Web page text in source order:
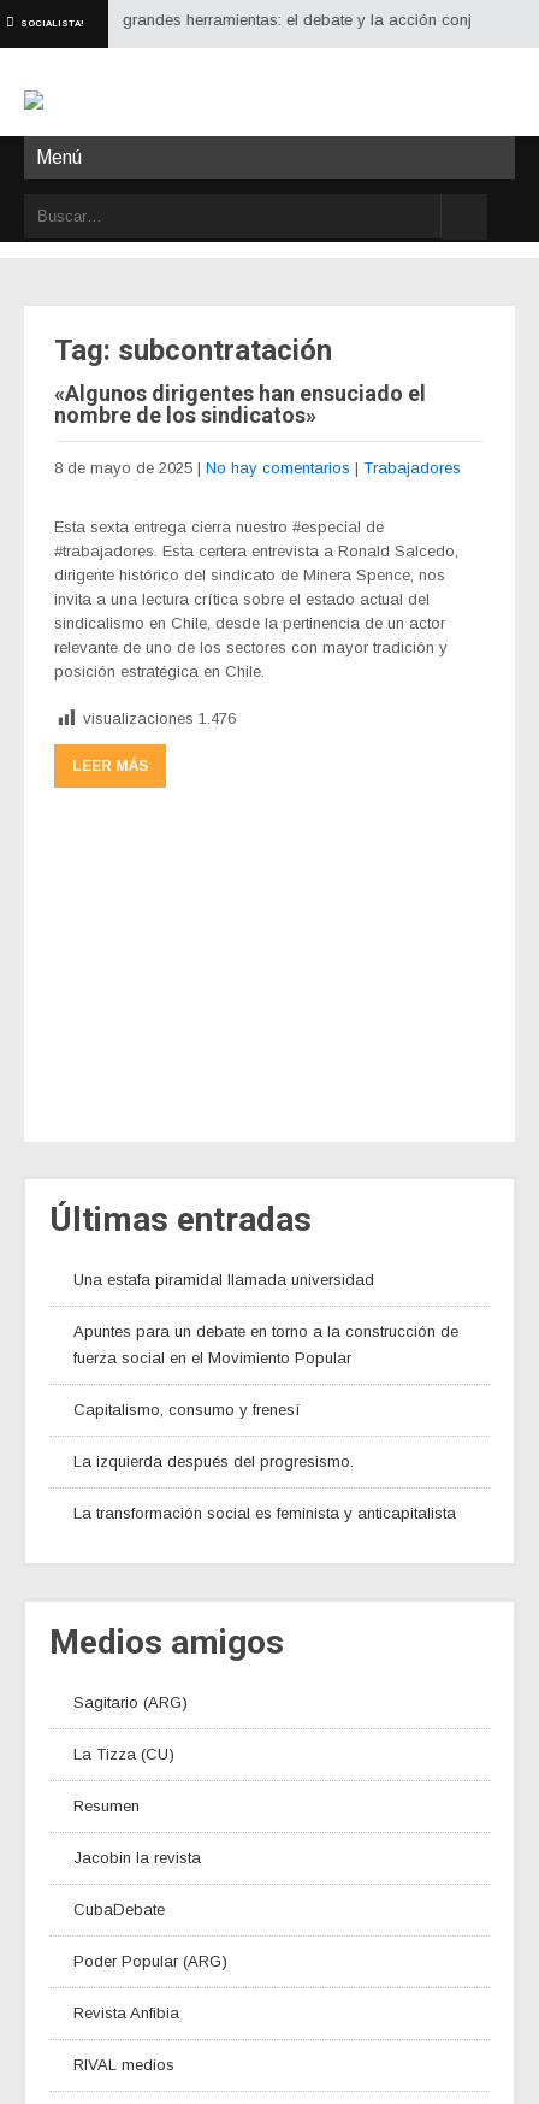
SOCIALISTA!
con dos grandes herramientas: el debate y la acción conjunta.
Menú
Tag: subcontratación
«Algunos dirigentes han ensuciado el
nombre de los sindicatos»
8 de mayo de 2025 | No hay comentarios | Trabajadores
Esta sexta entrega cierra nuestro #especial de
#trabajadores. Esta certera entrevista a Ronald Salcedo,
dirigente histórico del sindicato de Minera Spence, nos
invita a una lectura crítica sobre el estado actual del
sindicalismo en Chile, desde la pertinencia de un actor
relevante de uno de los sectores con mayor tradición y
posición estratégica en Chile.
visualizaciones 1.476
LEER MÁS
Últimas entradas
Una estafa piramidal llamada universidad
Apuntes para un debate en torno a la construcción de
fuerza social en el Movimiento Popular
Capitalismo, consumo y frenesí
La izquierda después del progresismo.
La transformación social es feminista y anticapitalista
Medios amigos
Sagitario (ARG)
La Tizza (CU)
Resumen
Jacobin la revista
CubaDebate
Poder Popular (ARG)
Revista Anfibia
RIVAL medios